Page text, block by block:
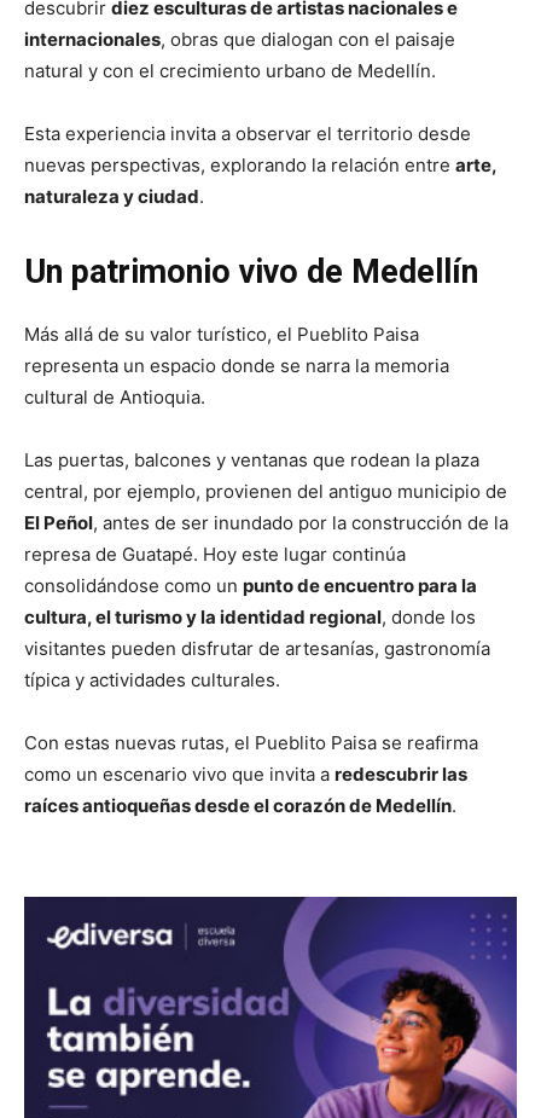
descubrir diez esculturas de artistas nacionales e
internacionales, obras que dialogan con el paisaje
natural y con el crecimiento urbano de Medellín.
Esta experiencia invita a observar el territorio desde
nuevas perspectivas, explorando la relación entre arte,
naturaleza y ciudad.
Un patrimonio vivo de Medellín
Más allá de su valor turístico, el Pueblito Paisa
representa un espacio donde se narra la memoria
cultural de Antioquia.
Las puertas, balcones y ventanas que rodean la plaza
central, por ejemplo, provienen del antiguo municipio de
El Peñol, antes de ser inundado por la construcción de la
represa de Guatapé. Hoy este lugar continúa
consolidándose como un punto de encuentro para la
cultura, el turismo y la identidad regional, donde los
visitantes pueden disfrutar de artesanías, gastronomía
típica y actividades culturales.
Con estas nuevas rutas, el Pueblito Paisa se reafirma
como un escenario vivo que invita a redescubrir las
raíces antioqueñas desde el corazón de Medellín.